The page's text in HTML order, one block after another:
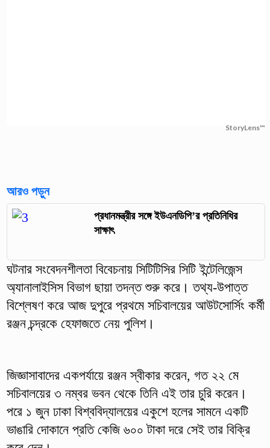
StoryLens™
আরও পড়ুন
প্রধানমন্ত্রীর সঙ্গে ইউএনডিপি’র প্রতিনিধির
সাক্ষাৎ
ঘটনার সংবেদনশীলতা বিবেচনায় সিটিটিসির সিটি ইন্টেলিজেন্স
অ্যানালাইসিস বিভাগ ছায়া তদন্ত শুরু করে। তথ্য-উপাত্ত
বিশ্লেষণ করে আজ দুপুরে প্রথমে সচিবালয়ের আউটসোর্সিং কর্মী
রঞ্জন চন্দ্রকে হেফাজতে নেয় পুলিশ।
জিজ্ঞাসাবাদের একপর্যায়ে রঞ্জন স্বীকার করেন, গত ২২ মে
সচিবালয়ের ৩ নম্বর ভবন থেকে তিনি এই তার চুরি করেন।
পরে ১ জুন ঢাকা বিশ্ববিদ্যালয়ের একুশে হলের সামনে একটি
ভাঙারি দোকানে প্রতি কেজি ৬০০ টাকা দরে সেই তার বিক্রি